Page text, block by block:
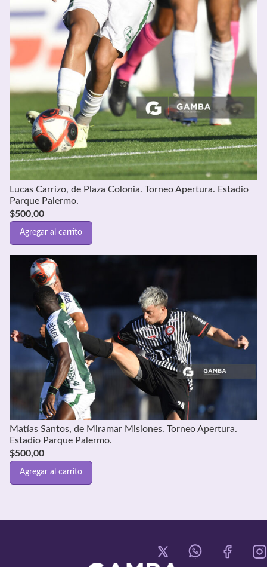
Lucas Carrizo, de Plaza Colonia. Torneo Apertura. Estadio
Parque Palermo.
$500,00
Agregar al carrito
Matías Santos, de Miramar Misiones. Torneo Apertura.
Estadio Parque Palermo.
$500,00
Agregar al carrito